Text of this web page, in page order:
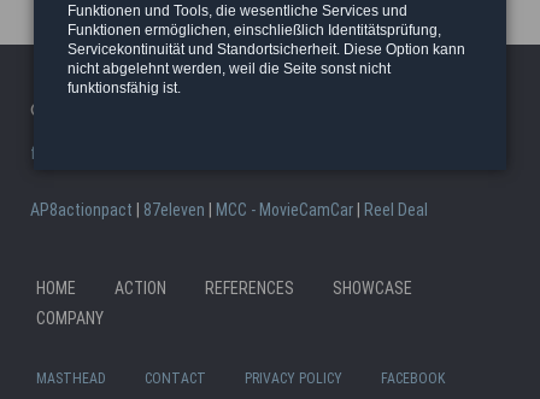
© 2026 Haeger Stunt & Wireworks Ltd. - Berlin
facility/studio
AP8actionpact 87eleven MCC - MovieCamCar| Reel Deal
HOME ACTION REFERENCES
SHOWCASE
COMPANY
navigation
MASTHEAD CONTACT PRIVACY POLICY FACEBOOK
Funktionen und Tools, die wesentliche Services und
Funktionen ermöglichen, einschließlich Identitätsprüfung,
Servicekontinuität und Standortsicherheit. Diese Option kann
nicht abgelehnt werden, weil die Seite sonst nicht
funktionsfähig ist.